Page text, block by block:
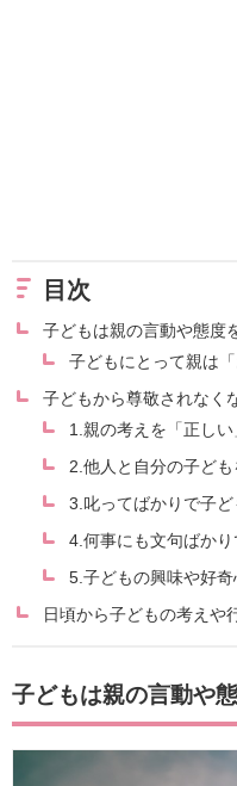
目次
子どもは親の言動や態度
子どもにとって親は
子どもから尊敬されなく
1.親の考えを「正し
2.他人と自分の子ど
3.叱ってばかりで子
4.何事にも文句ばか
5.子どもの興味や好
日頃から子どもの考えや
子どもは親の言動や